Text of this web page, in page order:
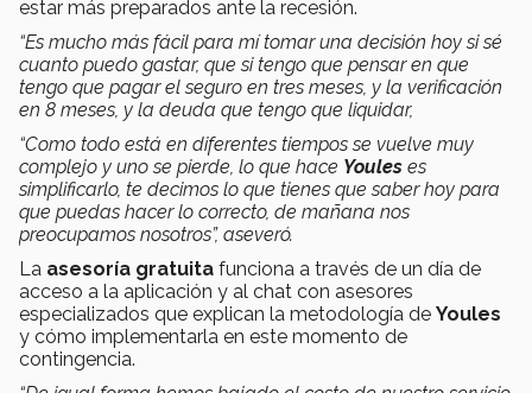
estar más preparados ante la recesión.
“Es mucho más fácil para mí tomar una decisión hoy si sé
cuanto puedo gastar, que si tengo que pensar en que
tengo que pagar el seguro en tres meses, y la verificación
en 8 meses, y la deuda que tengo que liquidar,
“Como todo está en diferentes tiempos se vuelve muy
complejo y uno se pierde, lo que hace Youles es
simplificarlo, te decimos lo que tienes que saber hoy para
que puedas hacer lo correcto, de mañana nos
preocupamos nosotros”, aseveró.
La asesoría gratuita funciona a través de un día de
acceso a la aplicación y al chat con asesores
especializados que explican la metodología de Youles
y cómo implementarla en este momento de
contingencia.